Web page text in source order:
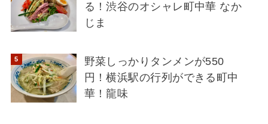
る！渋谷のオシャレ町中華 なか
じま
野菜しっかりタンメンが550
円！横浜駅の行列ができる町中
華！龍味